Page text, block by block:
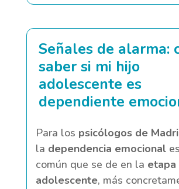
Señales de alarma:
saber si mi hijo
adolescente es
dependiente
Para los psicólogos de
la dependencia emocional
común que se de en la etapa
adolescente, más